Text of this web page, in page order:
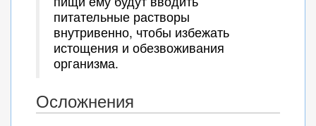
питательные растворы
внутривенно, чтобы избежать
истощения и обезвоживания
организма.
Осложнения